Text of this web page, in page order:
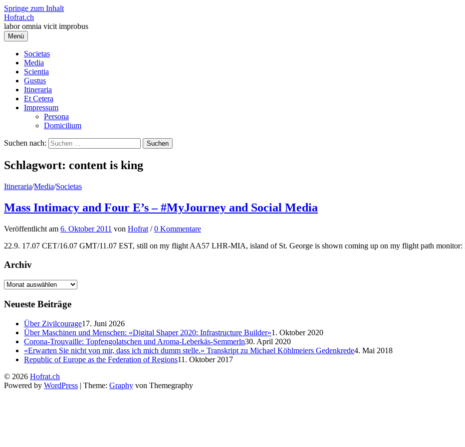
Springe zum Inhalt
Hofrat.ch
labor omnia vicit improbus
Menü
Societas
Media
Scientia
Gustus
Itineraria
Et Cetera
Impressum
Persona
Domicilium
Suchen nach:
Schlagwort: content is king
Itineraria/Media/Societas
Mass Intimacy and Four E’s – #MyJourney and Social Media
Veröffentlicht am 6. Oktober 2011 von Hofrat /0 Kommentare
22.9. 17.07 CET/16.07 GMT/11.07 EST, still on my flight AA57 LHR-MIA, island of St. George is shown coming up on my flight path monitor:
Archiv
Neueste Beiträge
Über Zivilcourage17. Juni 2026
Über Maschinen und Menschen: «Digital Shaper 2020: Infrastructure Builder»1. Oktober 2020
Corona-Trouvaille: Topfengolatschen und Aroma-Leberkäs-Semmerln30. April 2020
«Erwarten Sie nicht von mir, dass ich mich dumm stelle.» Transkript zu Michael Köhlmeiers Gedenkrede4. Mai 2018
Republic of Europe as the Federation of Regions11. Oktober 2017
© 2026 Hofrat.ch
Powered by WordPress | Theme: Graphy von Themegraphy